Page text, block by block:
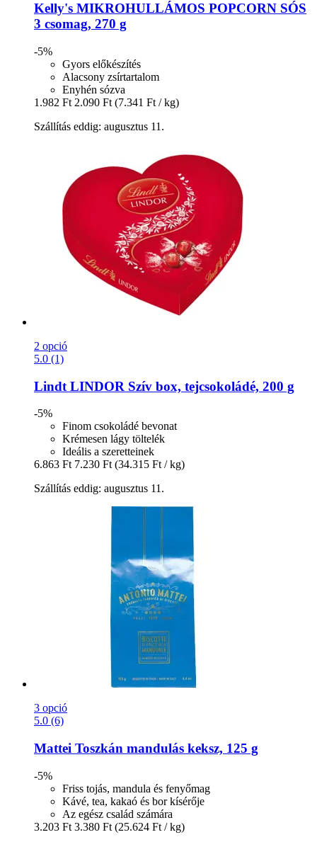
Kelly's MIKROHULLÁMOS POPCORN SÓS
3 csomag, 270 g
-5%
Gyors előkészítés
Alacsony zsírtartalom
Enyhén sózva
1.982 Ft 2.090 Ft (7.341 Ft / kg)
Szállítás eddig: augusztus 11.
2 opció
5.0 (1)
Lindt LINDOR Szív box, tejcsokoládé, 200 g
-5%
Finom csokoládé bevonat
Krémesen lágy töltelék
Ideális a szeretteinek
6.863 Ft 7.230 Ft (34.315 Ft / kg)
Szállítás eddig: augusztus 11.
3 opció
5.0 (6)
Mattei Toszkán mandulás keksz, 125 g
-5%
Friss tojás, mandula és fenyőmag
Kávé, tea, kakaó és bor kísérője
Az egész család számára
3.203 Ft 3.380 Ft (25.624 Ft / kg)